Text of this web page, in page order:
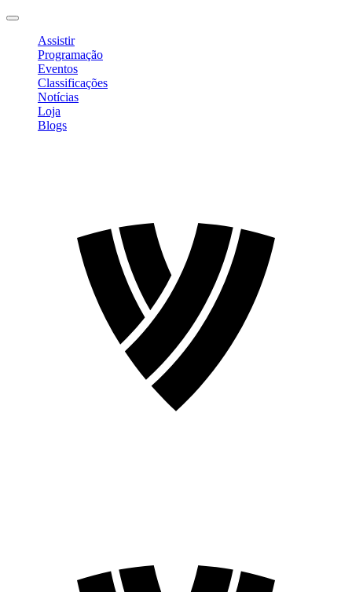
Assistir
Programação
Eventos
Classificações
Notícias
Loja
Blogs